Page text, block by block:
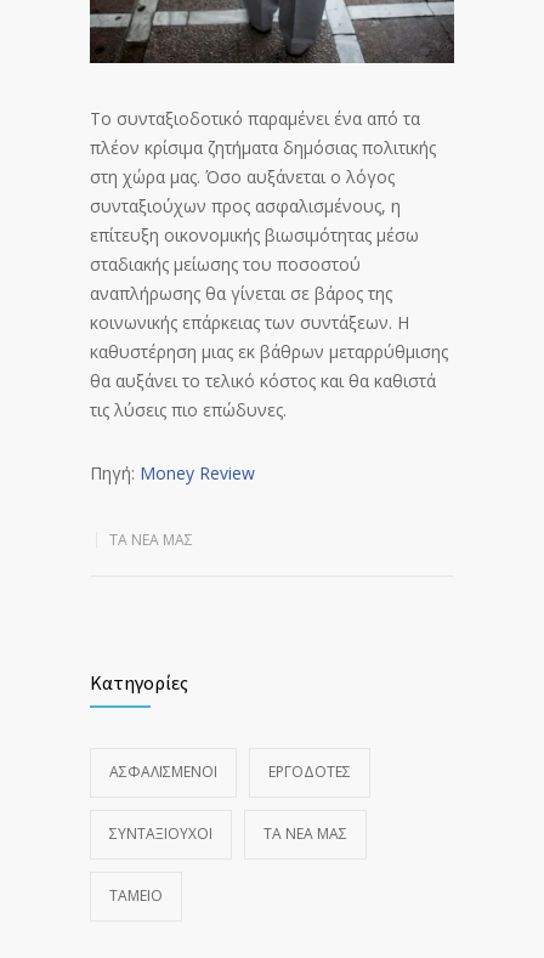
Το συνταξιοδοτικό παραμένει ένα από τα
πλέον κρίσιμα ζητήματα δημόσιας πολιτικής
στη χώρα μας. Όσο αυξάνεται ο λόγος
συνταξιούχων προς ασφαλισμένους, η
επίτευξη οικονομικής βιωσιμότητας μέσω
σταδιακής μείωσης του ποσοστού
αναπλήρωσης θα γίνεται σε βάρος της
κοινωνικής επάρκειας των συντάξεων. Η
καθυστέρηση μιας εκ βάθρων μεταρρύθμισης
θα αυξάνει το τελικό κόστος και θα καθιστά
τις λύσεις πιο επώδυνες.
Πηγή: Money Review
ΤΑ ΝΈΑ ΜΑΣ
Κατηγορίες
ΑΣΦΑΛΙΣΜΕΝΟΙ ΕΡΓΟΔΟΤΕΣ
ΣΥΝΤΑΞΙΟΥΧΟΙ ΤΑ ΝΈΑ ΜΑΣ
ΤΑΜΕΙΟ